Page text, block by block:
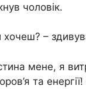
чоловік.
–
мене, я
та